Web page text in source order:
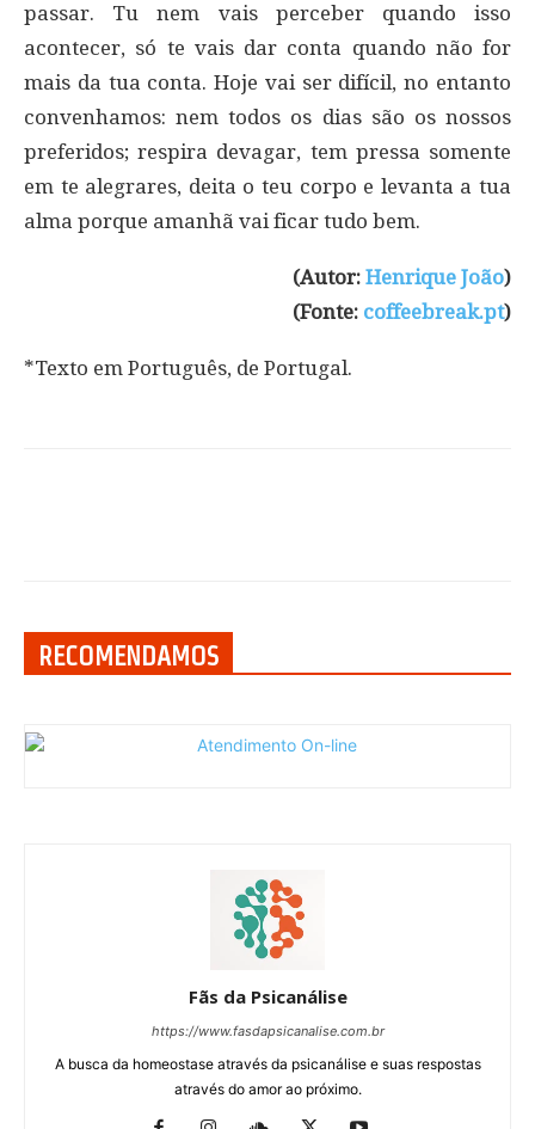
passar. Tu nem vais perceber quando isso
acontecer, só te vais dar conta quando não for
mais da tua conta. Hoje vai ser difícil, no entanto
convenhamos: nem todos os dias são os nossos
preferidos; respira devagar, tem pressa somente
em te alegrares, deita o teu corpo e levanta a tua
alma porque amanhã vai ficar tudo bem.
(Autor: Henrique João)
(Fonte: coffeebreak.pt)
*Texto em Português, de Portugal.
RECOMENDAMOS
Fãs da Psicanálise
https://www.fasdapsicanalise.com.br
A busca da homeostase através da psicanálise e suas respostas
através do amor ao próximo.